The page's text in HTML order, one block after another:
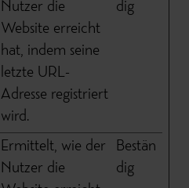
Nutzer die
Website erreicht
hat, indem seine
letzte URL-
Adresse registriert
wird.
dig
Ermittelt, wie der
Nutzer die
Bestän
dig